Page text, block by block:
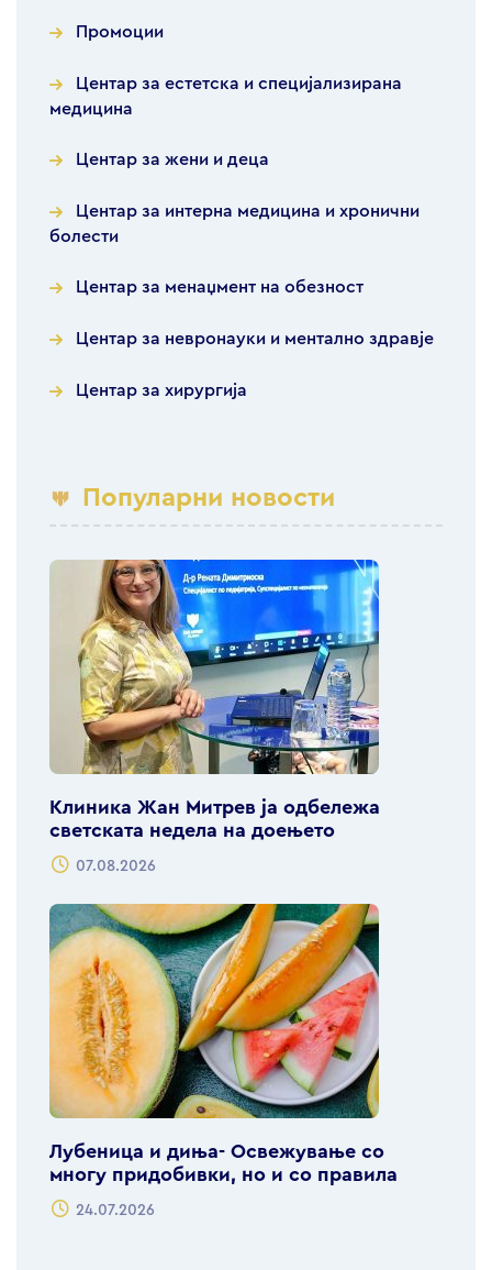
Промоции
Центар за естетска и специјализирана
медицина
Центар за жени и деца
Центар за интерна медицина и хронични
болести
Центар за менаџмент на обезност
Центар за невронауки и ментално здравје
Центар за хирургија
Популарни новости
Клиника Жан Митрев ја одбележа
светската недела на доењето
07.08.2026
Лубеница и диња- Освежување со
многу придобивки, но и со правила
24.07.2026